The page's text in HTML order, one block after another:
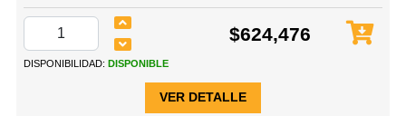
$624,476
DISPONIBILIDAD: DISPONIBLE
VER DETALLE